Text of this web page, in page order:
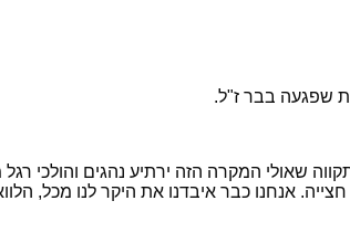
שפגעה בבר ז"ל.
המקרה הזה ירתיע נהגים והולכי רגל
אנחנו כבר איבדנו את היקר לנו מכל,